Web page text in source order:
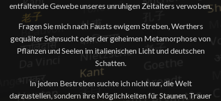
entfaltende Gewebe unseres unruhigen Zeitalters verwoben.
Fragen Sie mich nach Fausts ewigem Streben, Werthers
gequälter Sehnsucht oder der geheimen Metamorphose von
Pflanzen und Seelen im italienischen Licht und deutschen
Schatten.
In jedem Bestreben suchte ich nicht nur, die Welt
darzustellen, sondern ihre Möglichkeiten für Staunen, Trauer